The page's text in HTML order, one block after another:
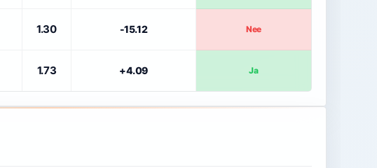
1.30 -15.12 Nee
1.73 +4.09 Ja